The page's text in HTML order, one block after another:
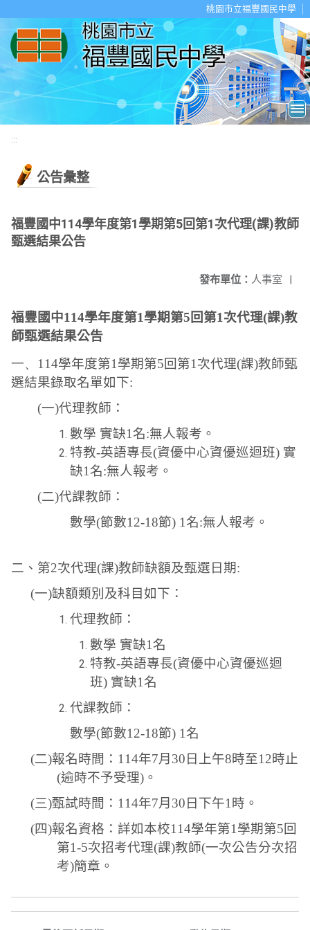
桃園市立福豐國民中學
:::
公告彙整
福豐國中114學年度第1學期第5回第1次代理(課)教師
甄選結果公告
發布單位： 人事室 |
福豐國中114學年度第1學期第5回第1次代理(課)教
師甄選結果公告
一、114學年度第1學期第5回第1次代理(課)教師甄
選結果錄取名單如下:
(一)代理教師：
數學 實缺1名:無人報考。
特教-英語專長(資優中心資優巡迴班) 實
缺1名:無人報考。
(二)代課教師：
數學(節數12-18節) 1名:無人報考。
二、第2次代理(課)教師缺額及甄選日期:
(一)缺額類別及科目如下：
代理教師：
數學 實缺1名
特教-英語專長(資優中心資優巡迴
班) 實缺1名
代課教師：
數學(節數12-18節) 1名
(二)報名時間：114年7月30日上午8時至12時止
(逾時不予受理) 。
(三)甄試時間：114年7月30日下午1時 。
(四)報名資格：詳如本校114學年第1學期第5回
第1-5次招考代理(課)教師(一次公告分次招
考)簡章。